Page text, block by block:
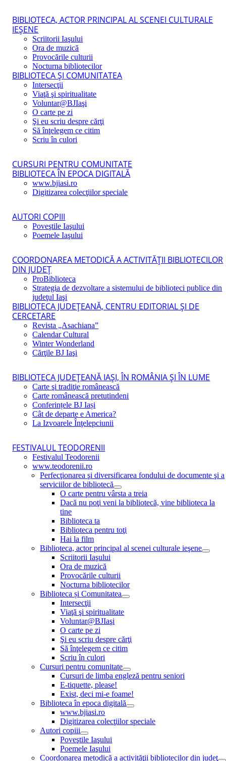
BIBLIOTECA, ACTOR PRINCIPAL AL SCENEI CULTURALE
IEŞENE
Scriitorii Iaşului
Ora de muzică
Provocările culturii
Nocturna bibliotecilor
BIBLIOTECA ŞI COMUNITATEA
Intersecţii
Viaţă şi spiritualitate
Voluntar@BJIaşi
O carte pe zi
Şi eu scriu despre cărţi
Să înţelegem ce citim
Scriu în culori
CURSURI PENTRU COMUNITATE
BIBLIOTECA ÎN EPOCA DIGITALĂ
www.bjiasi.ro
Digitizarea colecţiilor speciale
AUTORI COPIII
Poveştile Iaşului
Poemele Iaşului
COORDONAREA METODICĂ A ACTIVITĂŢII BIBLIOTECILOR
DIN JUDEŢ
ProBiblioteca
Strategia de dezvoltare a sistemului de biblioteci publice din
judeţul Iaşi
BIBLIOTECA JUDEŢEANĂ, CENTRU EDITORIAL ŞI DE
CERCETARE
Revista „Asachiana”
Calendar Cultural
Winter Wonderland
Cărţile BJ Iaşi
BIBLIOTECA JUDEŢEANĂ IAŞI, ÎN ROMÂNIA ŞI ÎN LUME
Carte şi tradiţie românească
Carte românească pretutindeni
Conferințele BJ Iași
Cât de departe e America?
La Izvoarele Înţelepciunii
FESTIVALUL TEODORENII
Festivalul Teodorenii
www.teodorenii.ro
Perfecţionarea şi diversificarea fondului de documente şi a
serviciilor de bibliotecă
O carte pentru vârsta a treia
Dacă nu poţi veni la bibliotecă, vine biblioteca la
tine
Biblioteca ta
Biblioteca pentru toţi
Hai la film
Biblioteca, actor principal al scenei culturale ieşene
Scriitorii Iaşului
Ora de muzică
Provocările culturii
Nocturna bibliotecilor
Biblioteca și Comunitatea
Intersecţii
Viaţă şi spiritualitate
Voluntar@BJIaşi
O carte pe zi
Şi eu scriu despre cărţi
Să înţelegem ce citim
Scriu în culori
Cursuri pentru comunitate
Cursuri de limba engleză pentru seniori
E-tiquette, please!
Exist, deci mi-e foame!
Biblioteca în epoca digitală
www.bjiasi.ro
Digitizarea colecţiilor speciale
Autori copiii
Poveştile Iaşului
Poemele Iaşului
Coordonarea metodică a activităţii bibliotecilor din judeţ